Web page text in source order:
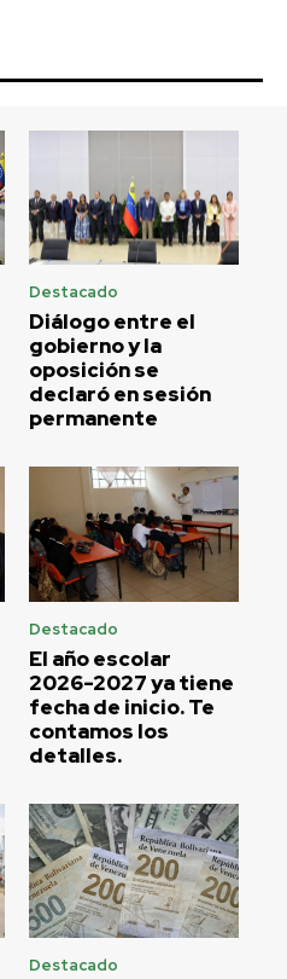
Destacado
Diálogo entre el
gobierno y la
oposición se
declaró en sesión
permanente
Destacado
El año escolar
2026-2027 ya tiene
fecha de inicio. Te
contamos los
detalles.
Destacado